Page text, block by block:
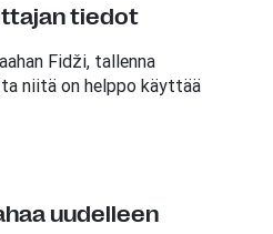
tiedot
Fidži, tallenna
niitä on helppo käyttää
uudelleen